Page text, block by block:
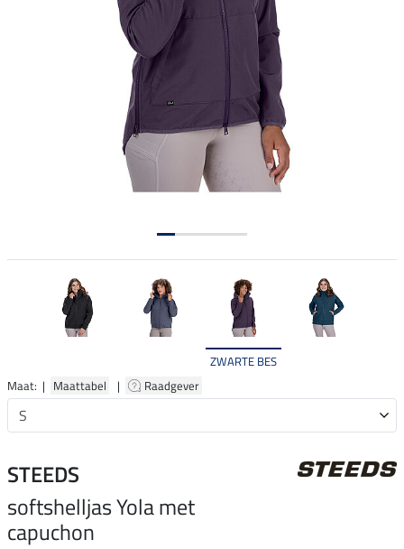
ZWARTE BES
Maat: | Maattabel | Raadgever
STEEDS
softshelljas Yola met
capuchon